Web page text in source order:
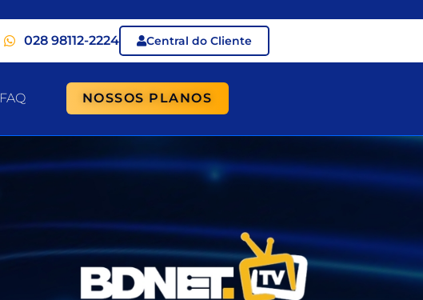
028 98112-2224 Central do Cliente
FAQ NOSSOS PLANOS